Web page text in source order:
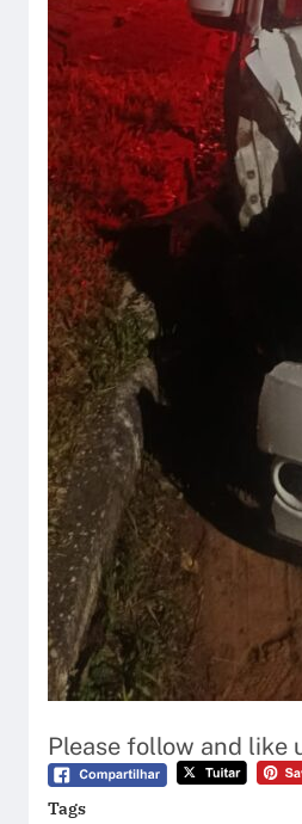
Please follow and like
Tags